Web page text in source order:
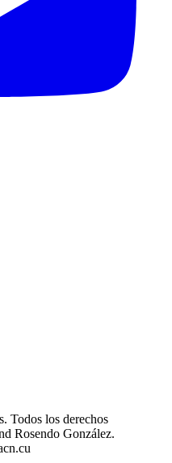
Todos los derechos
Rosendo González.